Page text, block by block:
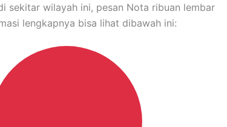
sekitar wilayah ini, pesan Nota ribuan lembar
lengkapnya bisa lihat dibawah ini: